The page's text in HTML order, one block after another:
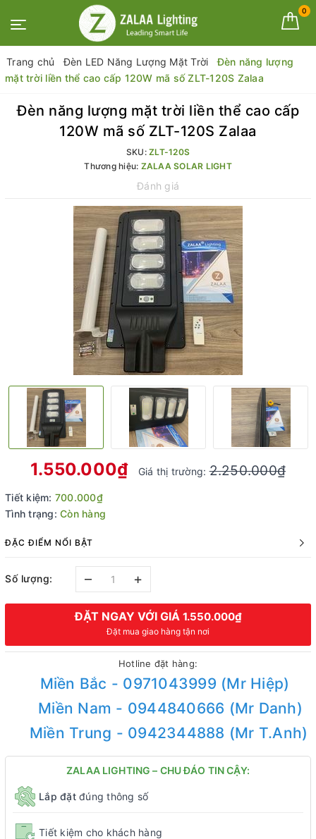
0
Trang chủ Đèn LED Năng Lượng Mặt Trời
Đèn năng lượng
mặt trời liền thể cao cấp 120W mã số ZLT-120S Zalaa
Đèn năng lượng mặt trời liền thể cao cấp
120W mã số ZLT-120S Zalaa
SKU:ZLT-120S
Thương hiệu: ZALAA SOLAR LIGHT
Đánh giá
1.550.000₫ Giá thị trường:2.250.000₫
Tiết kiệm: 700.000₫
Tình trạng: Còn hàng
ĐẶC ĐIỂM NỔI BẬT
Số lượng: – +
ĐẶT NGAY VỚI GIÁ 1.550.000₫
Đặt mua giao hàng tận nơi
Hotline đặt hàng:
Miền Bắc - 0971043999 (Mr Hiệp)
Miền Nam - 0944840666 (Mr Danh)
Miền Trung - 0942344888 (Mr T.Anh)
ZALAA LIGHTING – CHU ĐÁO TIN CẬY:
Lắp đặtđúng thông số
Tiết kiệm cho khách hàng